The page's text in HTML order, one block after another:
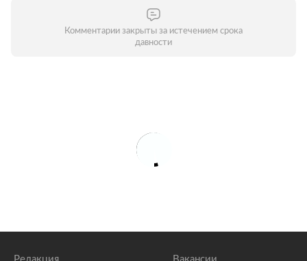
Комментарии закрыты за истечением срока
давности